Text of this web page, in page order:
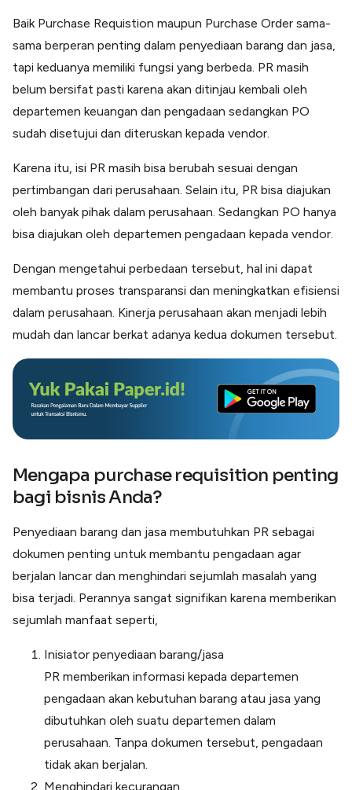
Baik Purchase Requistion maupun Purchase Order sama-
sama berperan penting dalam penyediaan barang dan jasa,
tapi keduanya memiliki fungsi yang berbeda. PR masih
belum bersifat pasti karena akan ditinjau kembali oleh
departemen keuangan dan pengadaan sedangkan PO
sudah disetujui dan diteruskan kepada vendor.
Karena itu, isi PR masih bisa berubah sesuai dengan
pertimbangan dari perusahaan. Selain itu, PR bisa diajukan
oleh banyak pihak dalam perusahaan. Sedangkan PO hanya
bisa diajukan oleh departemen pengadaan kepada vendor.
Dengan mengetahui perbedaan tersebut, hal ini dapat
membantu proses transparansi dan meningkatkan efisiensi
dalam perusahaan. Kinerja perusahaan akan menjadi lebih
mudah dan lancar berkat adanya kedua dokumen tersebut.
Mengapa purchase requisition penting
bagi bisnis Anda?
Penyediaan barang dan jasa membutuhkan PR sebagai
dokumen penting untuk membantu pengadaan agar
berjalan lancar dan menghindari sejumlah masalah yang
bisa terjadi. Perannya sangat signifikan karena memberikan
sejumlah manfaat seperti,
Inisiator penyediaan barang/jasa
PR memberikan informasi kepada departemen
pengadaan akan kebutuhan barang atau jasa yang
dibutuhkan oleh suatu departemen dalam
perusahaan. Tanpa dokumen tersebut, pengadaan
tidak akan berjalan.
Menghindari kecurangan